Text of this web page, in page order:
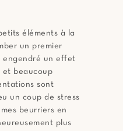
éléments à la
un premier
engendré un effet
et beaucoup
sont
un coup de stress
beurriers en
plus